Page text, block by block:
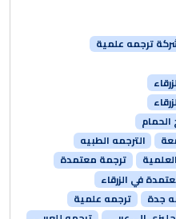
ترجمه علمية
الترجمه الطبيه
ترجمة معتمدة
في الزرقاء
جدة
ترجمه علمية